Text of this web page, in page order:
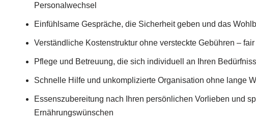
Personalwechsel
Einfühlsame Gespräche, die Sicherheit geben und das
Verständliche Kostenstruktur ohne versteckte Gebühren –
Pflege und Betreuung, die sich individuell an Ihren
Schnelle Hilfe und unkomplizierte Organisation ohne lange
Essenszubereitung nach Ihren persönlichen Vorlieben und
Ernährungswünschen